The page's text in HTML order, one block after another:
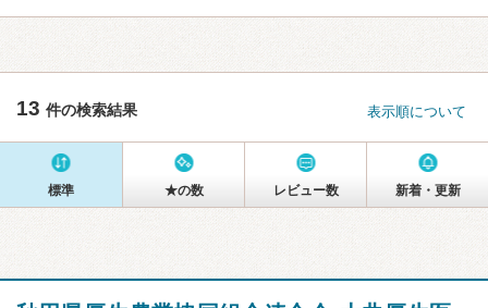
13 件の検索結果 表示順について
標準 ★の数 レビュー数 新着・更新